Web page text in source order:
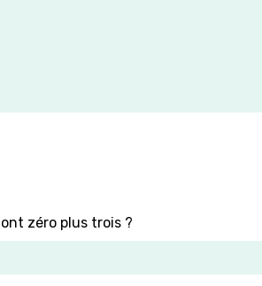
zéro plus trois ?